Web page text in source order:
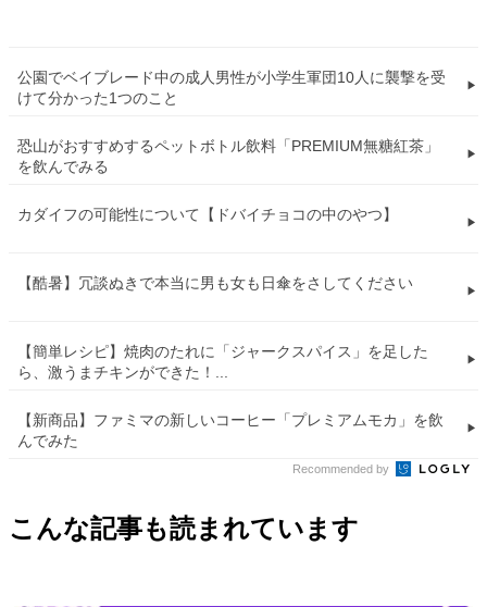
公園でベイブレード中の成人男性が小学生軍団10人に襲撃を受
けて分かった1つのこと
恐山がおすすめするペットボトル飲料「PREMIUM無糖紅茶」
を飲んでみる
カダイフの可能性について【ドバイチョコの中のやつ】
【酷暑】冗談ぬきで本当に男も女も日傘をさしてください
【簡単レシピ】焼肉のたれに「ジャークスパイス」を足した
ら、激うまチキンができた！...
【新商品】ファミマの新しいコーヒー「プレミアムモカ」を飲
んでみた
Recommended by
こんな記事も読まれています